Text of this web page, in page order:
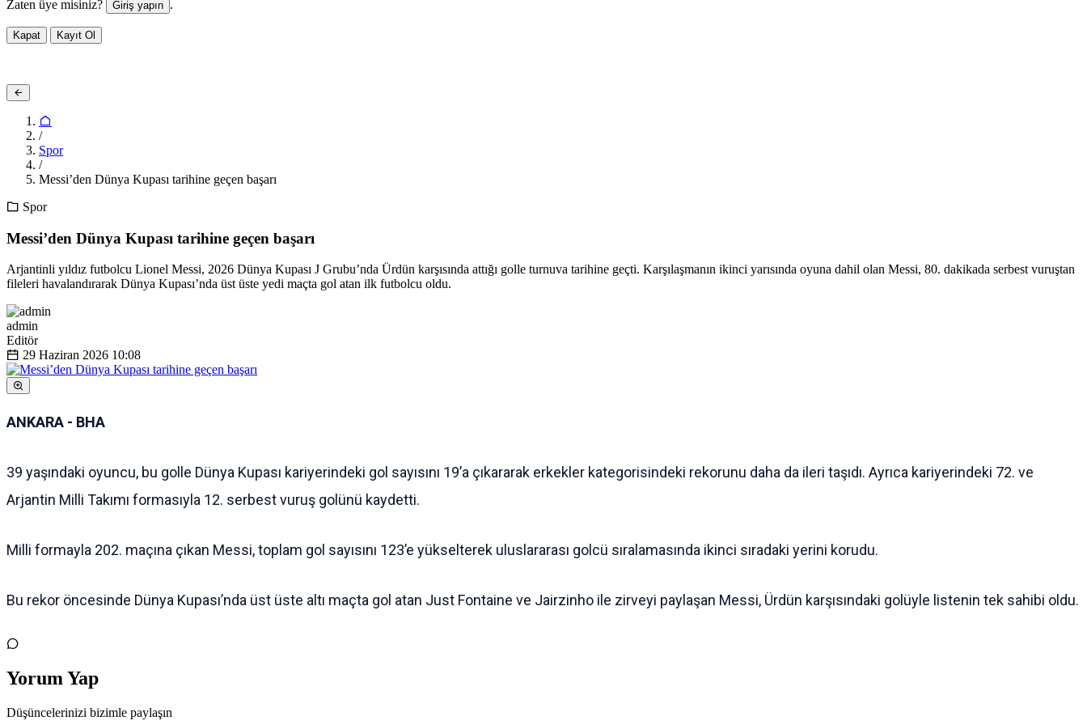
Zaten üye misiniz? Giriş yapın .
Kapat Kayıt Ol
/
Spor
/
Messi’den Dünya Kupası tarihine geçen başarı
Spor
Messi’den Dünya Kupası tarihine geçen başarı
Arjantinli yıldız futbolcu Lionel Messi, 2026 Dünya Kupası J Grubu’nda Ürdün karşısında attığı golle turnuva tarihine geçti. Karşılaşmanın ikinci yarısında oyuna dahil olan Messi, 80. dakikada serbest vuruştan
fileleri havalandırarak Dünya Kupası’nda üst üste yedi maçta gol atan ilk futbolcu oldu.
admin
Editör
29 Haziran 2026 10:08
ANKARA - BHA
39 yaşındaki oyuncu, bu golle Dünya Kupası kariyerindeki gol sayısını 19’a çıkararak erkekler kategorisindeki rekorunu daha da ileri taşıdı. Ayrıca kariyerindeki 72. ve
Arjantin Milli Takımı formasıyla 12. serbest vuruş golünü kaydetti.
Milli formayla 202. maçına çıkan Messi, toplam gol sayısını 123’e yükselterek uluslararası golcü sıralamasında ikinci sıradaki yerini korudu.
Bu rekor öncesinde Dünya Kupası’nda üst üste altı maçta gol atan Just Fontaine ve Jairzinho ile zirveyi paylaşan Messi, Ürdün karşısındaki golüyle listenin tek sahibi oldu.
Yorum Yap
Düşüncelerinizi bizimle paylaşın